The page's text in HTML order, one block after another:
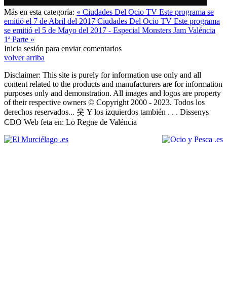
Más en esta categoría: « Ciudades Del Ocio TV Este programa se
emitió el 7 de Abril del 2017 Ciudades Del Ocio TV Este programa
se emitió el 5 de Mayo del 2017 - Especial Monsters Jam Valéncia
1ª Parte »
Inicia sesión para enviar comentarios
volver arriba
Disclaimer: This site is purely for information use only and all
content related to the products and manufacturers are for information
purposes only and demonstration. All images and logos are property
of their respective owners © Copyright 2000 - 2023. Todos los
derechos reservados... 웃 Y los izquierdos también . . . Dissenys
CDO Web feta en: Lo Regne de Valéncia